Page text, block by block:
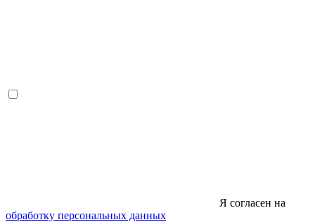
Я согласен на
обработку персональных данных